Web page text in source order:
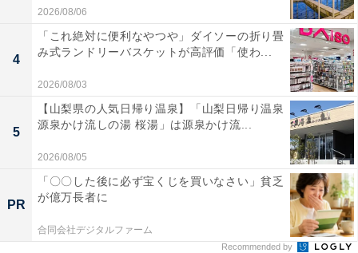
2026/08/06
4
「これ絶対に便利なやつや」ダイソーの折り畳
み式ランドリーバスケットが高評価「使わ...
2026/08/03
5
【山梨県の人気日帰り温泉】「山梨日帰り温泉
源泉かけ流しの湯 桜湯」は源泉かけ流...
2026/08/05
PR
「〇〇した後に必ず宝くじを買いなさい」貧乏
が億万長者に
合同会社デジタルファーム
Recommended by